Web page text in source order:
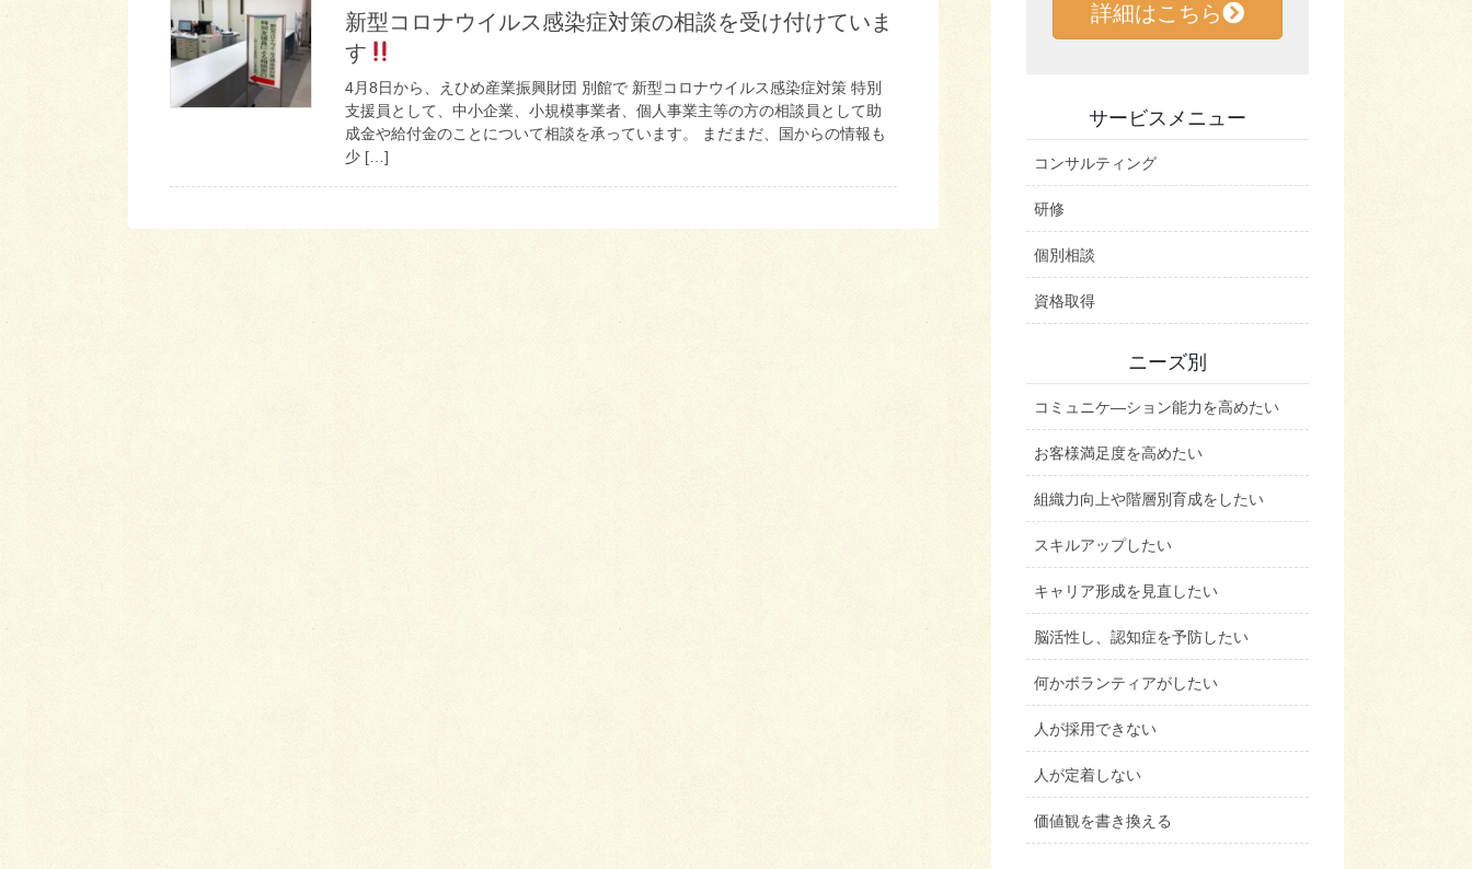
新型コロナウイルス感染症対策の相談を受け付けていま
す
4月8日から、えひめ産業振興財団 別館で 新型コロナウイルス感染症対策 特別
支援員として、中小企業、小規模事業者、個人事業主等の方の相談員として助
成金や給付金のことについて相談を承っています。 まだまだ、国からの情報も
少 […]
詳細はこちら
サービスメニュー
コンサルティング
研修
個別相談
資格取得
ニーズ別
コミュニケ―ション能力を高めたい
お客様満足度を高めたい
組織力向上や階層別育成をしたい
スキルアップしたい
キャリア形成を見直したい
脳活性し、認知症を予防したい
何かボランティアがしたい
人が採用できない
人が定着しない
価値観を書き換える